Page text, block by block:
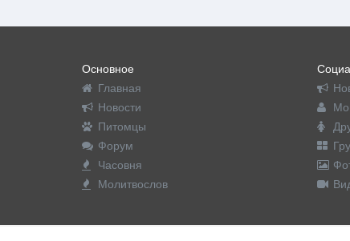
Основное
Главная
Новости
Питомцы
Форум
Часовня
Молитвослов